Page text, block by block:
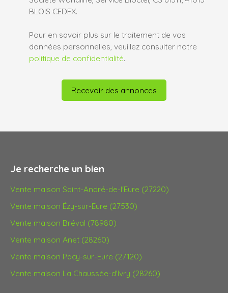
BLOIS CEDEX.
Pour en savoir plus sur le traitement de vos
données personnelles, veuillez consulter notre
politique de confidentialité.
Recevoir des annonces
Je recherche un bien
Vente maison Saint-André-de-l'Eure (27220)
Vente maison Ézy-sur-Eure (27530)
Vente maison Bréval (78980)
Vente maison Anet (28260)
Vente maison Pacy-sur-Eure (27120)
Vente maison La Chaussée-d'Ivry (28260)